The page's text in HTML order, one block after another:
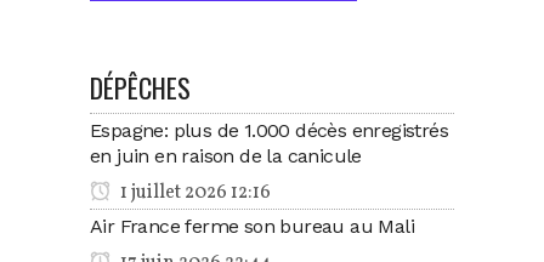
DÉPÊCHES
Espagne: plus de 1.000 décès enregistrés
en juin en raison de la canicule
1 juillet 2026 12:16
Air France ferme son bureau au Mali